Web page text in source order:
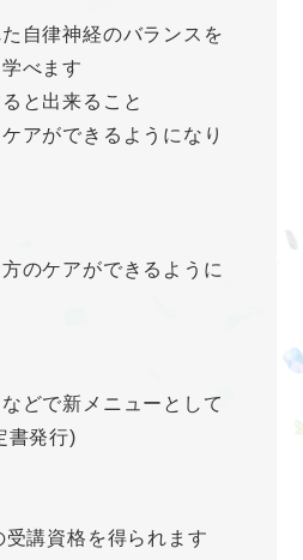
自律神経のバランスを
べます
と出来ること
アができるようになり
のケアができるように
どで新メニューとして
書発行)
受講資格を得られます